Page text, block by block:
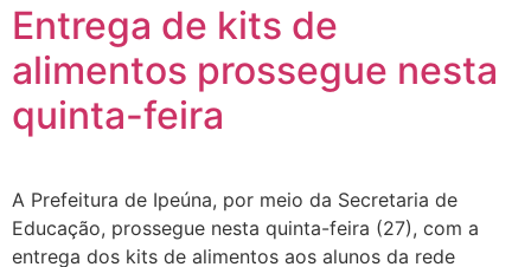
Entrega de kits de
alimentos prossegue nesta
quinta-feira
A Prefeitura de Ipeúna, por meio da Secretaria de
Educação, prossegue nesta quinta-feira (27), com a
entrega dos kits de alimentos aos alunos da rede